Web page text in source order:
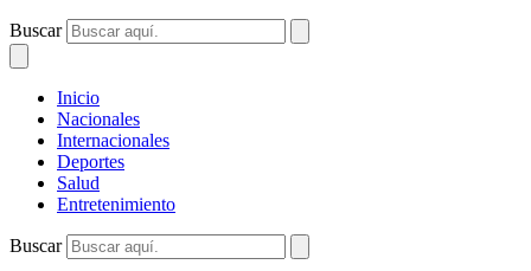
Buscar
Inicio
Nacionales
Internacionales
Deportes
Salud
Entretenimiento
Buscar